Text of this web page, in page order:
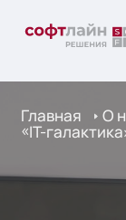
Главная О
«IT-